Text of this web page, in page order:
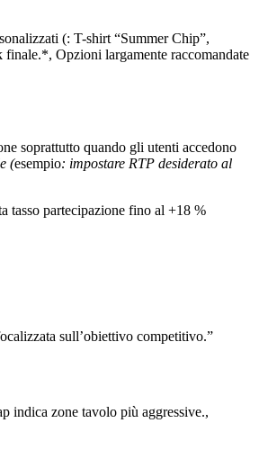
(: T-shirt “Summer Chip”,
Opzioni largamente raccomandate
soprattutto quando gli utenti accedono
(esempio: impostare RTP desiderato al
tasso partecipazione fino al +18 %
sull’obiettivo competitivo.”
indica zone tavolo più aggressive.,